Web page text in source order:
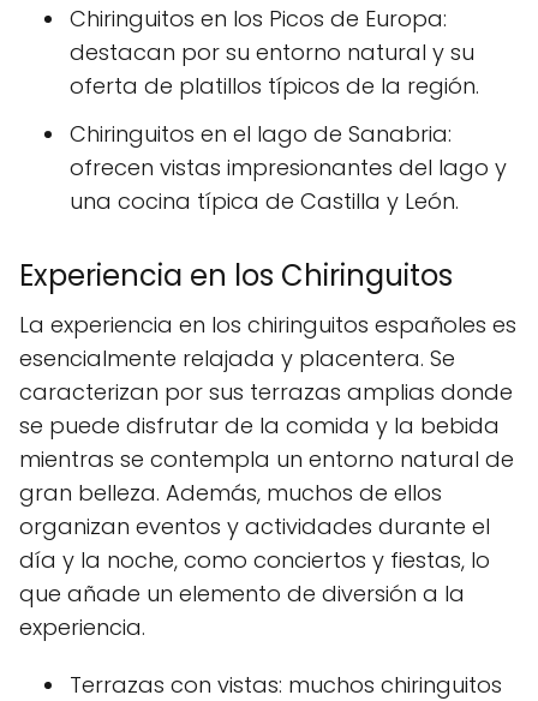
Chiringuitos en los Picos de Europa:
destacan por su entorno natural y su
oferta de platillos típicos de la región.
Chiringuitos en el lago de Sanabria:
ofrecen vistas impresionantes del lago y
una cocina típica de Castilla y León.
Experiencia en los Chiringuitos
La experiencia en los chiringuitos españoles es
esencialmente relajada y placentera. Se
caracterizan por sus terrazas amplias donde
se puede disfrutar de la comida y la bebida
mientras se contempla un entorno natural de
gran belleza. Además, muchos de ellos
organizan eventos y actividades durante el
día y la noche, como conciertos y fiestas, lo
que añade un elemento de diversión a la
experiencia.
Terrazas con vistas: muchos chiringuitos